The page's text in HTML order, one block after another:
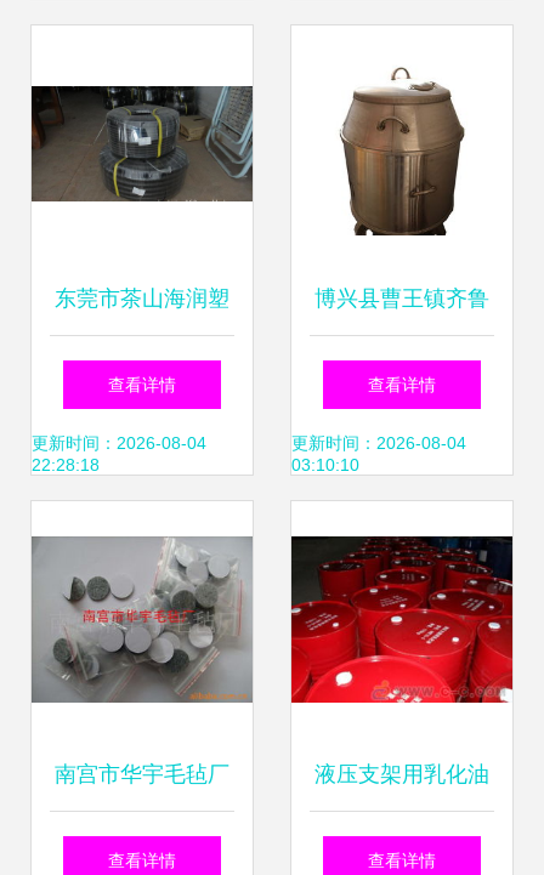
东莞市茶山海润塑
料制品厂 专业生产
与批发优质塑料波
查看详情
更新时间：2026-08-04
22:28:18
博兴县曹王镇齐鲁
鑫达厨房设备厂 一
站式烧烤与厨房设
查看详情
更新时间：2026-08-04
03:10:10
南宫市华宇毛毡厂
高品质家具配件附
查看详情
液压支架用乳化油
ME20-5 性能、应
查看详情